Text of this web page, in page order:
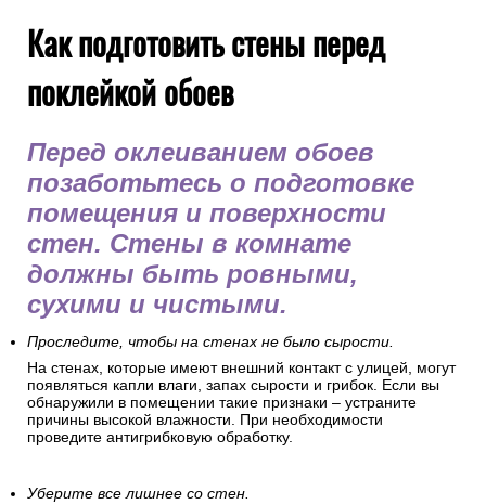
Как подготовить стены перед
поклейкой обоев
Перед оклеиванием обоев
позаботьтесь о подготовке
помещения и поверхности
стен. Стены в комнате
должны быть ровными,
сухими и чистыми.
Проследите, чтобы на стенах не было сырости.
На стенах, которые имеют внешний контакт с улицей, могут
появляться капли влаги, запах сырости и грибок. Если вы
обнаружили в помещении такие признаки – устраните
причины высокой влажности. При необходимости
проведите антигрибковую обработку.
Уберите все лишнее со стен.